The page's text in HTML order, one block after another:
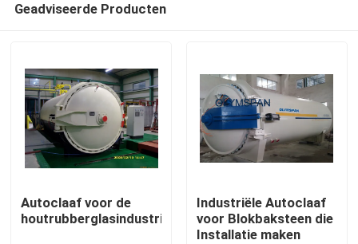
Geadviseerde Producten
Autoclaaf voor de
houtrubberglasindustrie
Industriële Autoclaaf
voor Blokbaksteen die
Installatie maken